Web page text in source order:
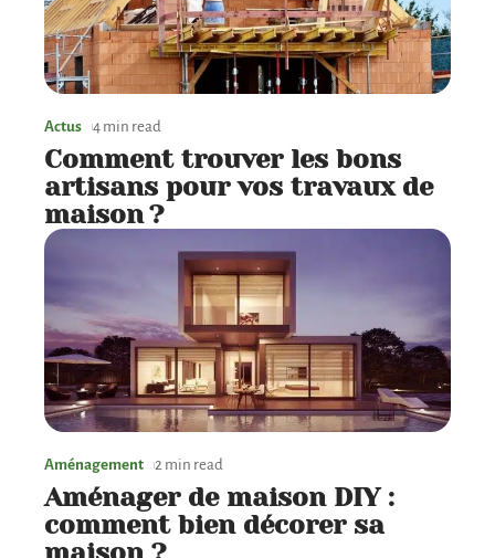
Actus 4 min read
Comment trouver les bons
artisans pour vos travaux de
maison ?
Aménagement 2 min read
Aménager de maison DIY :
comment bien décorer sa